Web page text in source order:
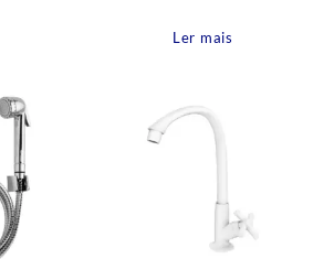
Tigre
Ler mais